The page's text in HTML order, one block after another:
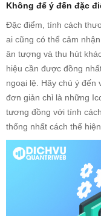
Không để ý đến đặc
Đặc điểm, tính cách
ai cũng có thể cảm
ân tượng và thu hút
hiệu cần được đồng
ngoại lệ. Hãy chú ý đến
đơn giản chỉ là những
tương đồng với tính
thống nhất cách thể